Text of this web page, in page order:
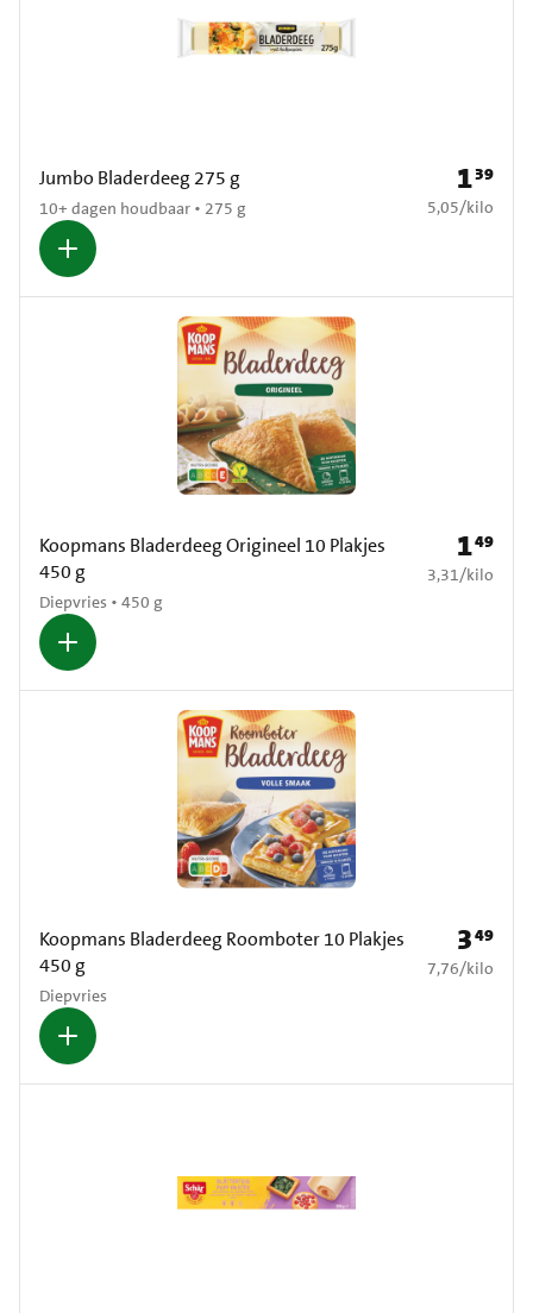
Jumbo Bladerdeeg 275 g
10+ dagen houdbaar • 275 g
Prijs: €
139
€ 5,05 per kilo
5,05/kilo
Koopmans Bladerdeeg Origineel 10 Plakjes
450 g
Diepvries • 450 g
Prijs: €
149
€ 3,31 per kilo
3,31/kilo
Koopmans Bladerdeeg Roomboter 10 Plakjes
450 g
Diepvries
Prijs: €
349
€ 7,76 per kilo
7,76/kilo